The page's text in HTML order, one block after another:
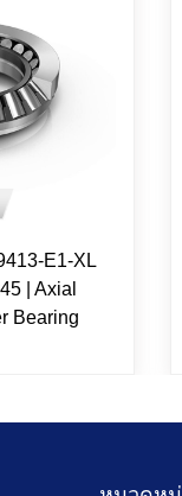
E1-XL
| Axial
Bearing